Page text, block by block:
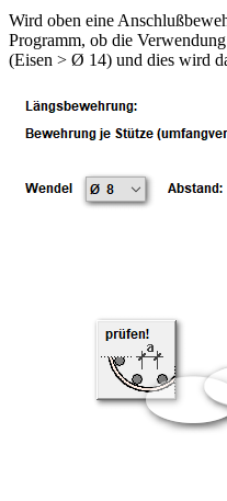
Wird oben eine
Programm, ob die
(Eisen > Ø 14) und dies wird